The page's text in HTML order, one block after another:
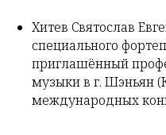
Хитев Святослав
специального
приглашённый
музыки в г. Шэньян
международных